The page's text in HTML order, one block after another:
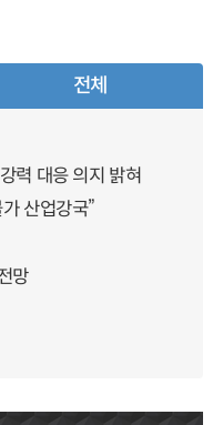
전체
력 대응 의지 밝혀
산업강국”
망